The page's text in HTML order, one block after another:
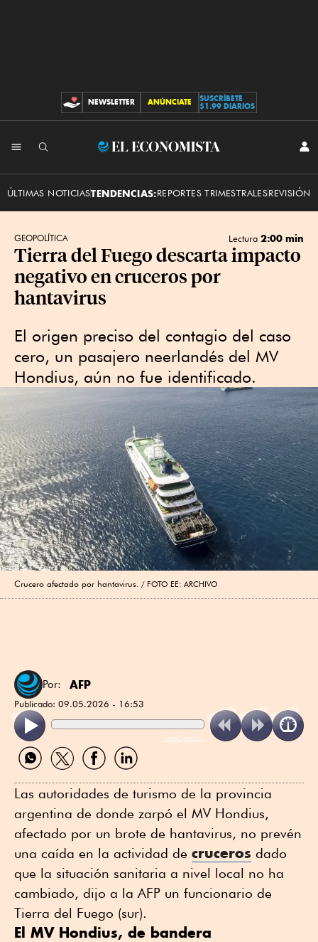
CONTRIBUCIONES
NEWSLETTER ANÚNCIATE
SUSCRÍBETE
$1.99 DIARIOS
El
ÚLTIMAS NOTICIASTENDENCIAS:REPORTES TRIMESTRALESREVISIÓN
GEOPOLÍTICA Lectura 2:00 min
Tierra del Fuego descarta impacto
negativo en cruceros por
hantavirus
El origen preciso del contagio del caso
cero, un pasajero neerlandés del MV
Hondius, aún no fue identificado.
Crucero afectado por hantavirus. FOTO EE: ARCHIVO
Por: AFP
Publicado: 09.05.2026 - 16:53
ReadSpeaker
Compartir
por
Compartir
por
Compartir
por
Compartir
por
Las autoridades de turismo de la provincia
argentina de donde zarpó el MV Hondius,
afectado por un brote de hantavirus, no prevén
una caída en la actividad de cruceros dado
que la situación sanitaria a nivel local no ha
cambiado, dijo a la AFP un funcionario de
Tierra del Fuego (sur).
El MV Hondius, de bandera